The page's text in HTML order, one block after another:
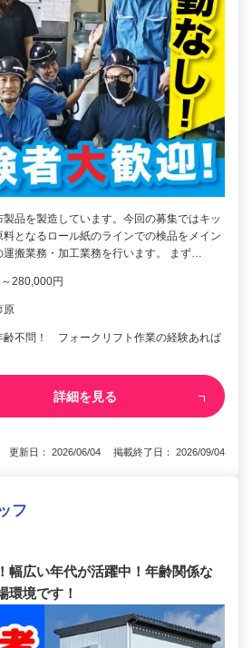
製品を製造しています。今回の募集ではキッ
となるロール紙のラインでの検品をメイン
運搬業務・加工業務を行います。 まず…
280,000円
原
齢不問！ フォークリフト作業の経験あれば
詳細を見る
更新日： 2026/06/04 掲載終了日： 2026/09/04
フ
幅広い年代が活躍中！年齢関係な
環境です！